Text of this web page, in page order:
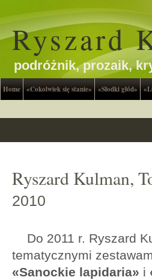
Ryszard
podróżnik, prozaik,
Home «Cokolwiek się stanie» «Słodki głód»
Ryszard Kulman,
2010
Do 2011 r. Ryszard
tematycznymi
«Sanockie lapidaria» i